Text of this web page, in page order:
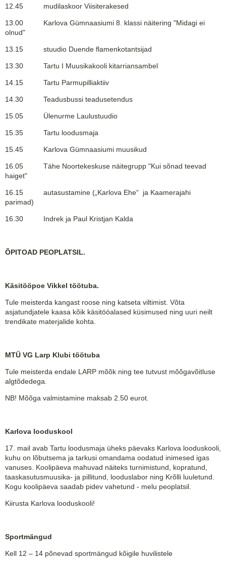
12.45 mudilaskoor Viisiterakesed
13.00 Karlova Gümnaasiumi 8. klassi näitering "Midagi ei
olnud"
13.15 stuudio Duende flamenkotantsijad
13.30 Tartu I Muusikakooli kitarriansambel
14.15 Tartu Parmupilliaktiiv
14.30 Teadusbussi teadusetendus
15.05 Ülenurme Laulustuudio
15.35 Tartu loodusmaja
15.45 Karlova Gümnaasiumi muusikud
16.05 Tähe Noortekeskuse näitegrupp "Kui sõnad teevad
haiget"
16.15 autasustamine („Karlova Ehe“ ja Kaamerajahi
parimad)
16.30 Indrek ja Paul Kristjan Kalda
ÕPITOAD PEOPLATSIL.
Käsitööpoe Vikkel töötuba.
Tule meisterda kangast roose ning katseta viltimist. Võta
asjatundjatele kaasa kõik käsitööalased küsimused ning uuri neilt
trendikate materjalide kohta.
MTÜ VG Larp Klubi töötuba
Tule meisterda endale LARP mõõk ning tee tutvust mõõgavõitluse
algtõdedega.
NB! Mõõga valmistamine maksab 2.50 eurot.
Karlova looduskool
17. mail avab Tartu loodusmaja üheks päevaks Karlova looduskooli,
kuhu on lõbutsema ja tarkusi omandama oodatud inimesed igas
vanuses. Koolipäeva mahuvad näiteks turnimistund, kopratund,
taaskasutusmuusika- ja pillitund, looduslabor ning Krõlli luuletund.
Kogu koolipäeva saadab pidev vahetund - melu peoplatsil.
Kiirusta Karlova looduskooli!
Sportmängud
Kell 12 – 14 põnevad sportmängud kõigile huvilistele